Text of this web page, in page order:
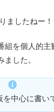
ましたねー！
組を個人的主
した。
中心に書い